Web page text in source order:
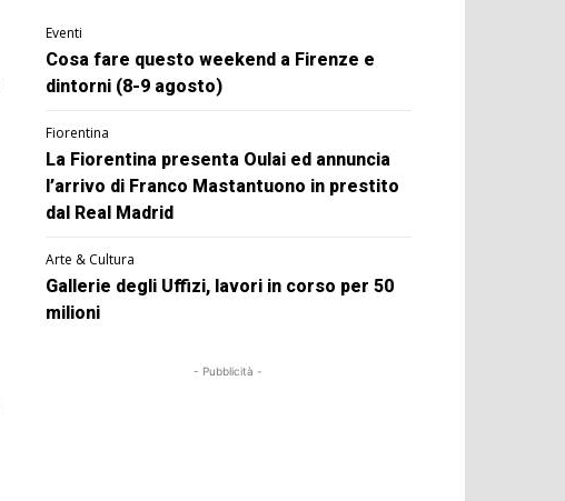
Eventi
Cosa fare questo weekend a Firenze e
dintorni (8-9 agosto)
Fiorentina
La Fiorentina presenta Oulai ed annuncia
l’arrivo di Franco Mastantuono in prestito
dal Real Madrid
Arte & Cultura
Gallerie degli Uffizi, lavori in corso per 50
milioni
- Pubblicità -